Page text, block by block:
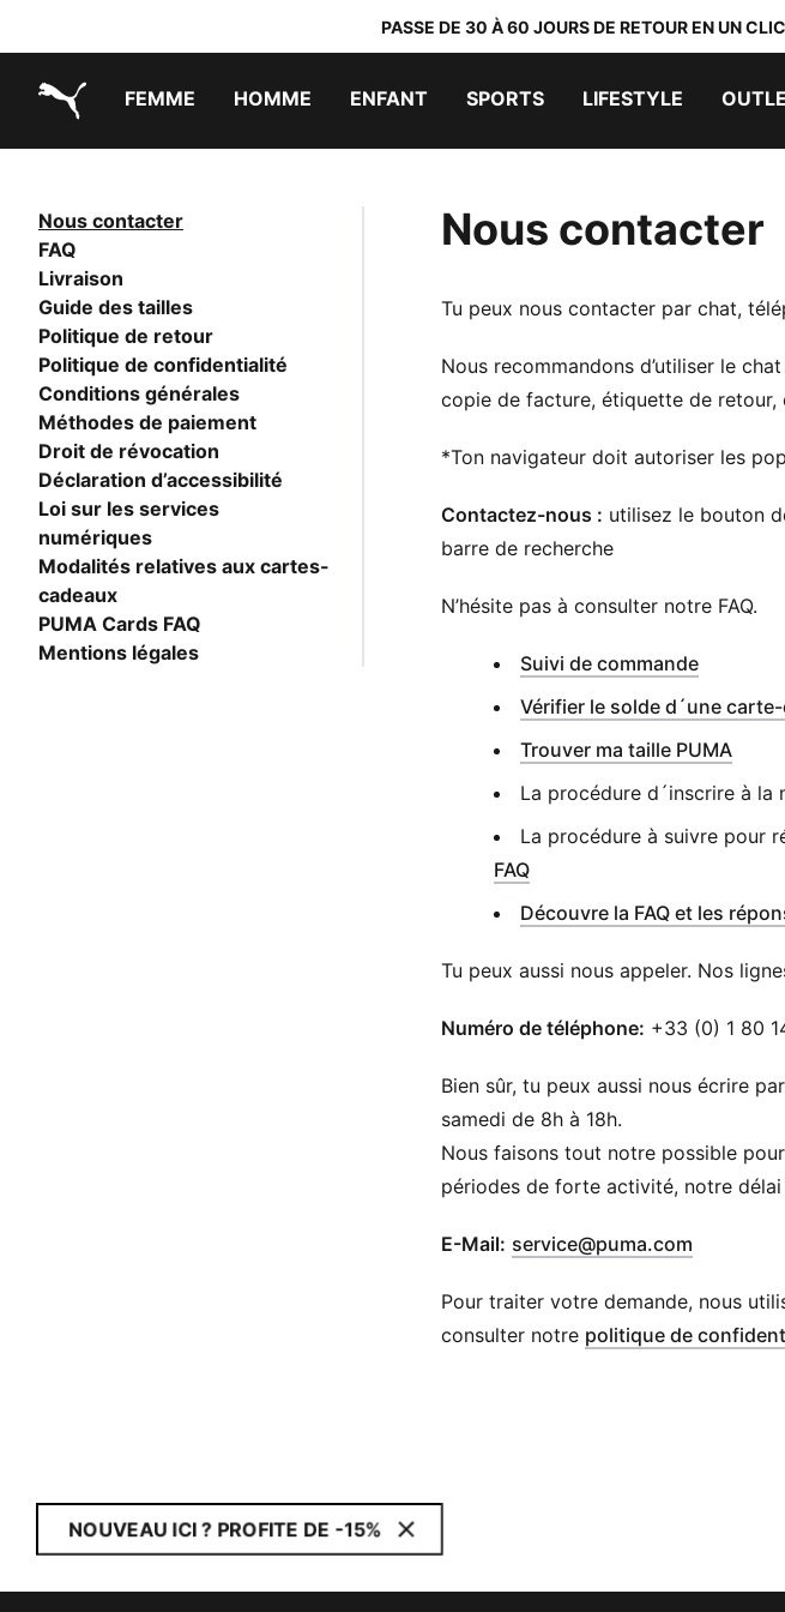
PASSE DE 30 À 60 JOURS DE RETOUR EN UN
FEMME HOMME ENFANT SPORTS LIFESTYLE
Nous contacter
FAQ
Livraison
Guide des tailles
Politique de retour
Politique de confidentialité
Conditions générales
Méthodes de paiement
Droit de révocation
Déclaration d’accessibilité
Loi sur les services
numériques
Modalités relatives aux cartes-
cadeaux
PUMA Cards FAQ
Mentions légales
Nous contacter
Tu peux nous contacter par chat,
Nous recommandons d’utiliser le
copie de facture, étiquette de retour,
*Ton navigateur doit autoriser les
Contactez-nous : utilisez le bouton
barre de recherche
N’hésite pas à consulter notre FAQ.
Suivi de commande(
Vérifier le solde d´une
Trouver ma taille PUMA
La procédure d´inscrire à la
La procédure à suivre pour
FAQ
Découvre la FAQ et les
Tu peux aussi nous appeler. Nos
​Numéro de téléphone: +33 (0) 1 80
Bien sûr, tu peux aussi nous écrire
samedi de 8h à 18h.
Nous faisons tout notre possible
périodes de forte activité, notre
​E-Mail: service@puma.com
Pour traiter votre demande, nous
consulter notre politique de
NOUVEAU ICI ? PROFITE DE -15%